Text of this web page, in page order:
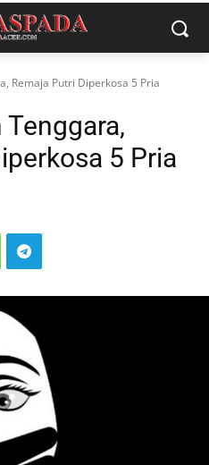
Remaja Putri Diperkosa 5 Pria
5 Pria